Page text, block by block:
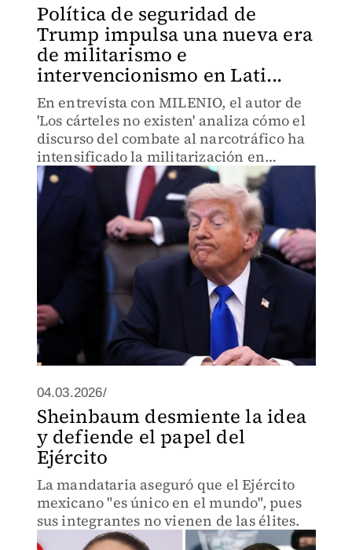
Política de seguridad de
Trump impulsa una nueva era
de militarismo e
intervencionismo en Lati...
En entrevista con MILENIO, el autor de
'Los cárteles no existen' analiza cómo el
discurso del combate al narcotráfico ha
intensificado la militarización en
América Latina a partir de la "presión"
de Estados Unidos.
04.03.2026/
Sheinbaum desmiente la idea
y defiende el papel del
Ejército
La mandataria aseguró que el Ejército
mexicano "es único en el mundo", pues
sus integrantes no vienen de las élites.